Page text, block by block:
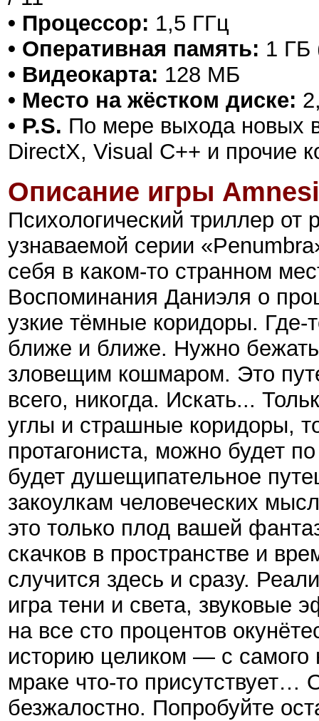
• Процессор: 1,5 ГГц
• Оперативная память: 1 ГБ
• Видеокарта: 128 МБ
• Место на жёстком диске:
• P.S. По мере выхода новых
DirectX, Visual C++ и прочие
Описание игры
Психологический триллер от
узнаваемой серии
себя в каком-то странном
Воспоминания Даниэля о
узкие тёмные коридоры.
ближе и ближе. Нужно
зловещим кошмаром. Это
всего, никогда. Искать...
углы и страшные коридоры,
протагониста, можно будет
будет душещипательное
закоулкам человеческих
это только плод вашей
скачков в пространстве и
случится здесь и сразу.
игра тени и света,
на все сто процентов
историю целиком — с самого
мраке что-то
безжалостно. Попробуйте